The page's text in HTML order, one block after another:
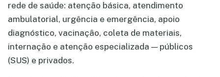
rede de saúde: atenção básica, atendimento
ambulatorial, urgência e emergência, apoio
diagnóstico, vacinação, coleta de materiais,
internação e atenção especializada — públicos
(SUS) e privados.